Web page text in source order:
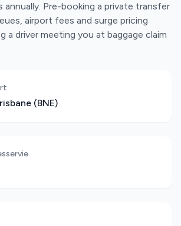
annually. Pre-booking a private transfer
airport fees and surge pricing
a driver meeting you at baggage claim
(BNE)